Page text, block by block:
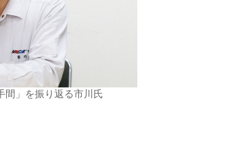
間」を振り返る市川氏